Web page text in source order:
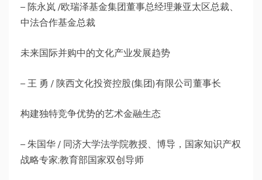
– 陈永岚 /欧瑞泽基金集团董事总经理兼亚太区总裁、
中法合作基金总裁
未来国际并购中的文化产业发展趋势
– 王 勇 / 陕西文化投资控股(集团)有限公司董事长
构建独特竞争优势的艺术金融生态
– 朱国华 / 同济大学法学院教授、博导，国家知识产权
战略专家;教育部国家双创导师